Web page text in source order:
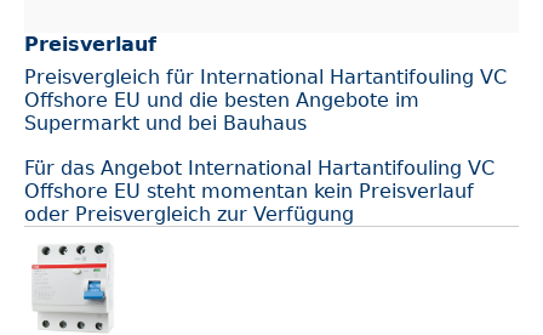
Preisverlauf
Preisvergleich für International Hartantifouling VC
Offshore EU und die besten Angebote im
Supermarkt und bei Bauhaus
Für das Angebot International Hartantifouling VC
Offshore EU steht momentan kein Preisverlauf
oder Preisvergleich zur Verfügung